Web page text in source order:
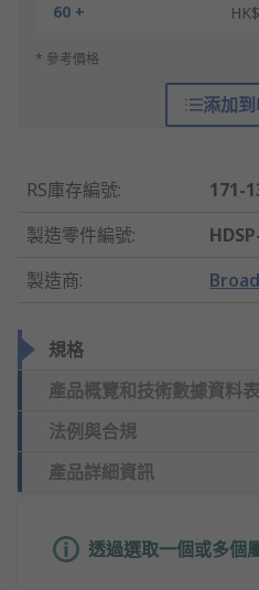
60 +
* 參考價格
添加
RS庫存編號:
171-
製造零件編號:
製造商:
規格
產品概覽和技術數據資料表
法例與合規
產品詳細資訊
透過選取一個或多個